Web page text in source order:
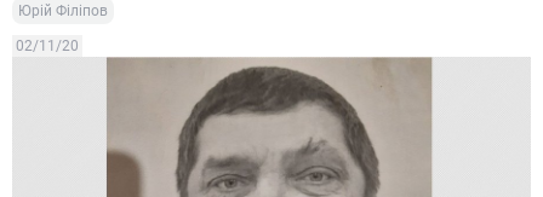
Юрій Філіпов
02/11/20